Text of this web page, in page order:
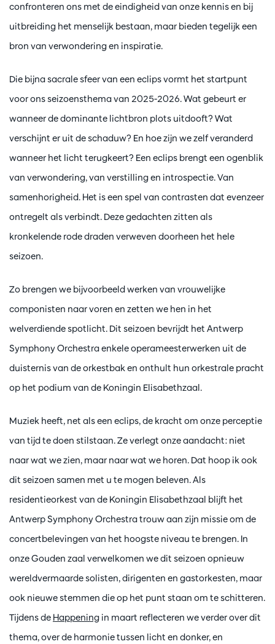
confronteren ons met de eindigheid van onze kennis en bij
uitbreiding het menselijk bestaan, maar bieden tegelijk een
bron van verwondering en inspiratie.
Die bijna sacrale sfeer van een eclips vormt het startpunt
voor ons seizoensthema van 2025-2026. Wat gebeurt er
wanneer de dominante lichtbron plots uitdooft? Wat
verschijnt er uit de schaduw? En hoe zijn we zelf veranderd
wanneer het licht terugkeert? Een eclips brengt een ogenblik
van verwondering, van verstilling en introspectie. Van
samenhorigheid. Het is een spel van contrasten dat evenzeer
ontregelt als verbindt. Deze gedachten zitten als
kronkelende rode draden verweven doorheen het hele
seizoen.
Zo brengen we bijvoorbeeld werken van vrouwelijke
componisten naar voren en zetten we hen in het
welverdiende spotlicht. Dit seizoen bevrijdt het Antwerp
Symphony Orchestra enkele operameesterwerken uit de
duisternis van de orkestbak en onthult hun orkestrale pracht
op het podium van de Koningin Elisabethzaal.
Muziek heeft, net als een eclips, de kracht om onze perceptie
van tijd te doen stilstaan. Ze verlegt onze aandacht: niet
naar wat we zien, maar naar wat we horen. Dat hoop ik ook
dit seizoen samen met u te mogen beleven. Als
residentieorkest van de Koningin Elisabethzaal blijft het
Antwerp Symphony Orchestra trouw aan zijn missie om de
concertbelevingen van het hoogste niveau te brengen. In
onze Gouden zaal verwelkomen we dit seizoen opnieuw
wereldvermaarde solisten, dirigenten en gastorkesten, maar
ook nieuwe stemmen die op het punt staan om te schitteren.
Tijdens de Happening in maart reflecteren we verder over dit
thema, over de harmonie tussen licht en donker, en